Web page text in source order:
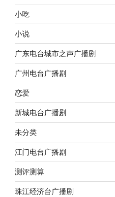
小吃
小说
广东电台城市之声广播剧
广州电台广播剧
恋爱
新城电台广播剧
未分类
江门电台广播剧
测评测算
珠江经济台广播剧